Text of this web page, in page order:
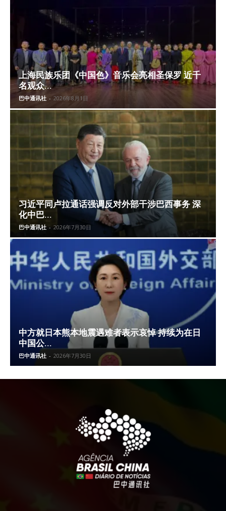
上海民族乐团《中国色》音乐会亮相圣保罗 近千
名观众...
巴中通讯社 - 2026年8月1日
习近平同卢拉通话强调反对外部干涉巴西事务 深
化中巴...
巴中通讯社 - 2026年7月30日
中方就日本熊本地震遇难者表示哀悼 持续为在日
中国公...
巴中通讯社 - 2026年7月30日